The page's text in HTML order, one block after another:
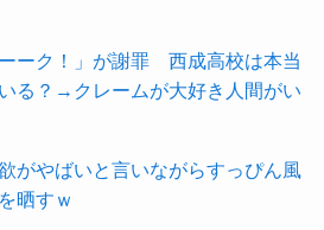
ーーク！」が謝罪 西成高校は本当
る？→クレームが大好き人間がい
がやばいと言いながらすっぴん風
晒すｗ